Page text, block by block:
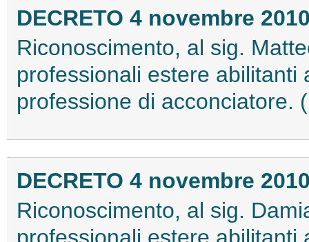
DECRETO 4 novembre
Riconoscimento, al sig.
professionali estere abilitanti
professione di acconciatore.
DECRETO 4 novembre
Riconoscimento, al sig.